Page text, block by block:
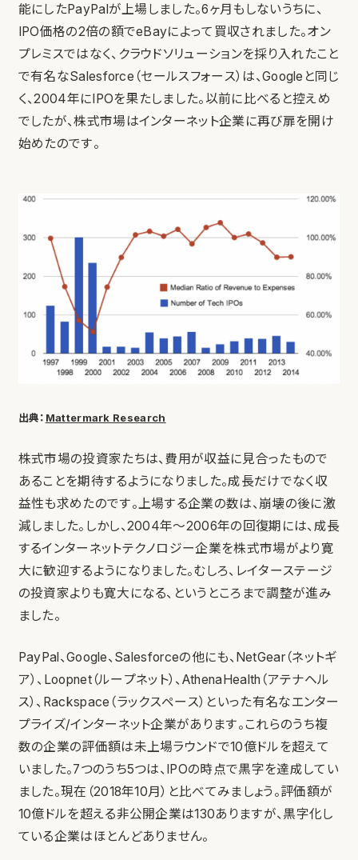
能にしたPayPalが上場しました。6ヶ月もしないうちに、
IPO価格の2倍の額でeBayによって買収されました。オン
プレミスではなく、クラウドソリューションを採り入れたこと
で有名なSalesforce（セールスフォース）は、Googleと同じ
く、2004年にIPOを果たしました。以前に比べると控えめ
でしたが、株式市場はインターネット企業に再び扉を開け
始めたのです。
出典： Mattermark Research
株式市場の投資家たちは、費用が収益に見合ったもので
あることを期待するようになりました。成長だけでなく収
益性も求めたのです。上場する企業の数は、崩壊の後に激
減しました。しかし、2004年～2006年の回復期には、成長
するインターネットテクノロジー企業を株式市場がより寛
大に歓迎するようになりました。むしろ、レイターステージ
の投資家よりも寛大になる、というところまで調整が進み
ました。
PayPal、Google、Salesforceの他にも、NetGear（ネットギ
ア）、Loopnet（ループネット）、AthenaHealth（アテナヘル
ス）、Rackspace（ラックスペース）といった有名なエンター
プライズ/インターネット企業があります。これらのうち複
数の企業の評価額は未上場ラウンドで10億ドルを超えて
いました。7つのうち5つは、IPOの時点で黒字を達成してい
ました。現在（2018年10月）と比べてみましょう。評価額が
10億ドルを超える非公開企業は130ありますが、黒字化し
ている企業はほとんどありません。